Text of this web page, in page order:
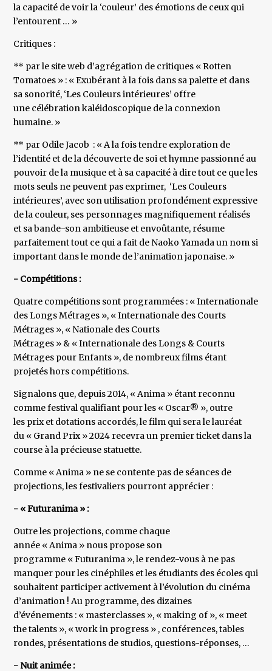
la capacité de voir la ‘couleur’ des émotions de ceux qui
l’entourent … »
Critiques :
** par le site web d’agrégation de critiques « Rotten
Tomatoes » : « Exubérant à la fois dans sa palette et dans
sa sonorité, ‘Les Couleurs intérieures’ offre
une célébration kaléidoscopique de la connexion
humaine. »
** par Odile Jacob : « A la fois tendre exploration de
l’identité et de la découverte de soi et hymne passionné au
pouvoir de la musique et à sa capacité à dire tout ce que les
mots seuls ne peuvent pas exprimer, ‘Les Couleurs
intérieures’, avec son utilisation profondément expressive
de la couleur, ses personnages magnifiquement réalisés
et sa bande-son ambitieuse et envoûtante, résume
parfaitement tout ce qui a fait de Naoko Yamada un nom si
important dans le monde de l’animation japonaise. »
- Compétitions :
Quatre compétitions sont programmées : « Internationale
des Longs Métrages », « Internationale des Courts
Métrages », « Nationale des Courts
Métrages » & « Internationale des Longs & Courts
Métrages pour Enfants », de nombreux films étant
projetés hors compétitions.
Signalons que, depuis 2014, « Anima » étant reconnu
comme festival qualifiant pour les « Oscar® », outre
les prix et dotations accordés, le film qui sera le lauréat
du « Grand Prix » 2024 recevra un premier ticket dans la
course à la précieuse statuette.
Comme « Anima » ne se contente pas de séances de
projections, les festivaliers pourront apprécier :
- « Futuranima » :
Outre les projections, comme chaque
année « Anima » nous propose son
programme « Futuranima », le rendez-vous à ne pas
manquer pour les cinéphiles et les étudiants des écoles qui
souhaitent participer activement à l’évolution du cinéma
d’animation ! Au programme, des dizaines
d’événements : « masterclasses », « making of », « meet
the talents », « work in progress » , conférences, tables
rondes, présentations de studios, questions-réponses, …
- Nuit animée :